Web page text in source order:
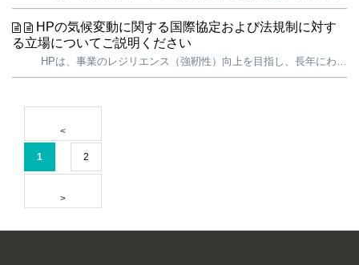
HPの気候変動に関する国際協定および法規制に対す
る立場についてご説明ください
HPは、事業のレジリエンス（強靭性）向上を目指し、長年にわたり気候変動対策に取り組んできました。当社は、2019年以降、総カーボンフットプリントを28％以上削減してきたことを誇りに思っています。 2008年には、HPはグローバルIT企業として初めて、グローバルバリューチェーン全体を対象としたカーボンフットプ...
1 2